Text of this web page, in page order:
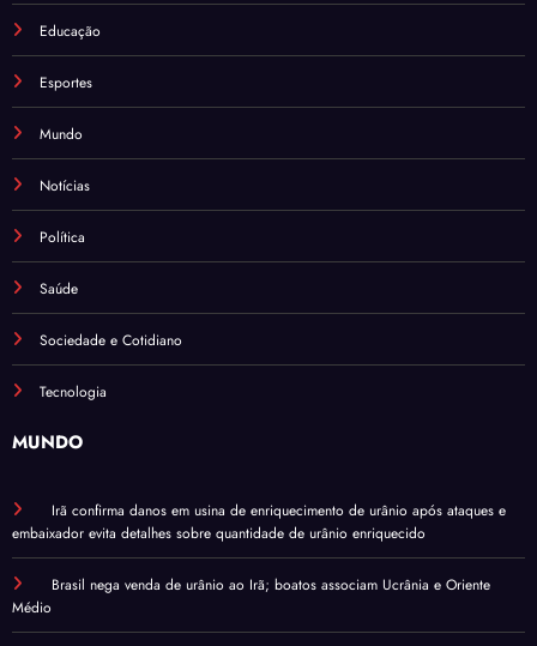
Educação
Esportes
Mundo
Notícias
Política
Saúde
Sociedade e Cotidiano
Tecnologia
MUNDO
Irã confirma danos em usina de enriquecimento de urânio após ataques e
embaixador evita detalhes sobre quantidade de urânio enriquecido
Brasil nega venda de urânio ao Irã; boatos associam Ucrânia e Oriente
Médio